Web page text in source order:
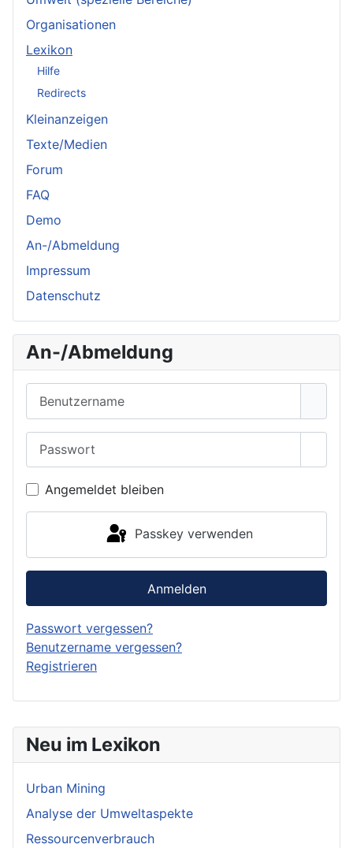
Neu im Lexikon
Urban Mining
Analyse der Umweltaspekte
Ressourcenverbrauch
Organisationen
Lexikon
Hilfe
Redirects
Kleinanzeigen
Texte/Medien
Forum
FAQ
Demo
An-/Abmeldung
Impressum
Datenschutz
An-/Abmeldung
Angemeldet bleiben
Passkey verwenden
Anmelden
Passwort vergessen?
Benutzername vergessen?
Registrieren